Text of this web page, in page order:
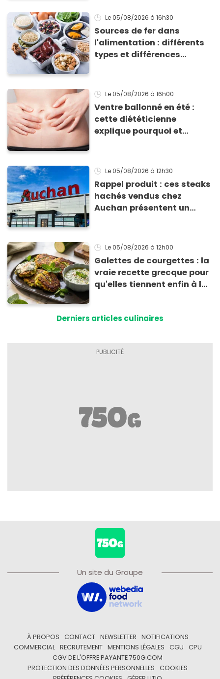
Le 05/08/2026 à 16h30
Sources de fer dans
l'alimentation : différents
types et différences
Le 05/08/2026 à 16h00
Ventre ballonné en été :
cette diététicienne
explique pourquoi et
Le 05/08/2026 à 12h30
Rappel produit : ces steaks
hachés vendus chez
Auchan présentent un
Le 05/08/2026 à 12h00
Galettes de courgettes : la
vraie recette grecque pour
qu'elles tiennent enfin à la
Derniers articles culinaires
Un site du Groupe
À PROPOS CONTACT NEWSLETTER
NOTIFICATIONS
COMMERCIAL
RECRUTEMENT MENTIONS LÉGALES CGU
CPU
CGV DE L'OFFRE PAYANTE 750G.COM
PROTECTION DES DONNÉES PERSONNELLES
COOKIES